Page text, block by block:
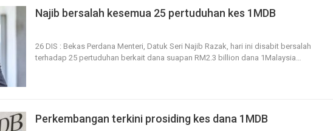
Najib bersalah kesemua 25 pertuduhan kes 1MDB
26 DIS : Bekas Perdana Menteri, Datuk Seri Najib Razak, hari ini disabit bersalah
terhadap 25 pertuduhan berkait dana suapan RM2.3 billion dana 1Malaysia
Perkembangan terkini prosiding kes dana 1MDB